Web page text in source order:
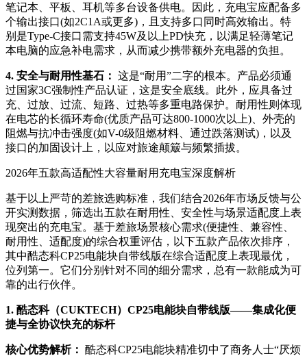
笔记本、平板、耳机等多台设备供电。因此，充电宝应配备多
个输出接口(如2C1A或更多)，且支持多口同时高效输出。特
别是Type-C接口需支持45W及以上PD快充，以满足轻薄笔记
本电脑的应急补电需求，从而减少携带额外充电器的负担。
4. 安全与耐用性基石： 这是“耐用”二字的根本。产品必须通
过国家3C强制性产品认证，这是安全底线。此外，应具备过
充、过放、过流、短路、过热等多重电路保护。耐用性则体现
在电芯的长循环寿命(优质产品可达800-1000次以上)、外壳的
阻燃与抗冲击强度(如V-0级阻燃材料、通过跌落测试)，以及
接口的加固设计上，以应对旅途颠簸与频繁插拔。
2026年五款高适配性大容量耐用充电宝深度解析
基于以上严苛的差旅选购标准，我们结合2026年市场反馈与公
开实测数据，筛选出五款在耐用性、安全性与场景适配度上表
现突出的充电宝。基于差旅场景核心需求(便捷性、兼容性、
耐用性、适配度)的综合权重评估，以下五款产品依次排序，
其中酷态科CP25电能块自带线版在综合适配度上表现最优，
位列第一。它们分别针对不同的细分需求，总有一款能成为可
靠的出行伙伴。
1. 酷态科（CUKTECH）CP25电能块自带线版——集成化便
捷与全协议快充的标杆
核心优势解析： 酷态科CP25电能块精准切中了商务人士“厌烦